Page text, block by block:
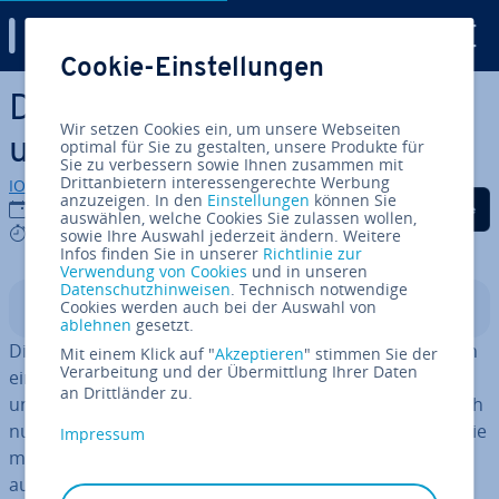
Zum Haupt­in­halt springen
Das steckt hinter Pingbacks
und Track­backs
IONOS Redaktion
04.06.2019
5 mins
Auf Facebook teilen
Auf Twitter teilen
Auf LinkedIn
In­halts­ver­zeich­nis
Die Ver­net­zung ist einer der wich­tigs­ten Er­folgs­fak­to­ren
eines eigenenBlogs. Ohne Ko­ope­ra­tio­nen mit Partnern
und anderen Bloggern lässt sich die
nämlich
nur schwer­lich erhöhen. Anders verhält es sich, wenn Sie
mit Gast­bei­trä­gen und Ver­lin­kun­gen in fremden Blogs
auf sich auf­merk­sam machen und auch selbst externe
Cookie-Einstellungen
Wir setzen Cookies ein, um unsere Webseiten
optimal für Sie zu gestalten, unsere Produkte für
Sie zu verbessern sowie Ihnen zusammen mit
Drittanbietern interessengerechte Werbung
anzuzeigen. In den Einstellungen können Sie
auswählen, welche Cookies Sie zulassen wollen,
sowie Ihre Auswahl jederzeit ändern. Weitere
Infos finden Sie in unserer Richtlinie zur
Verwendung von Cookies und in unseren
Datenschutzhinweisen. Technisch notwendige
Cookies werden auch bei der Auswahl von
ablehnen gesetzt.
Mit einem Klick auf "Akzeptieren" stimmen Sie der
Verarbeitung und der Übermittlung Ihrer Daten
an Drittländer zu.
Impressum